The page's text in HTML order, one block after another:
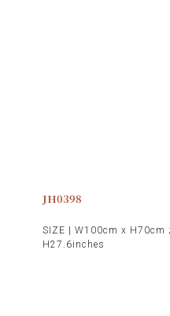
JH0398
SIZE | W100cm x H70cm
H27.6inches